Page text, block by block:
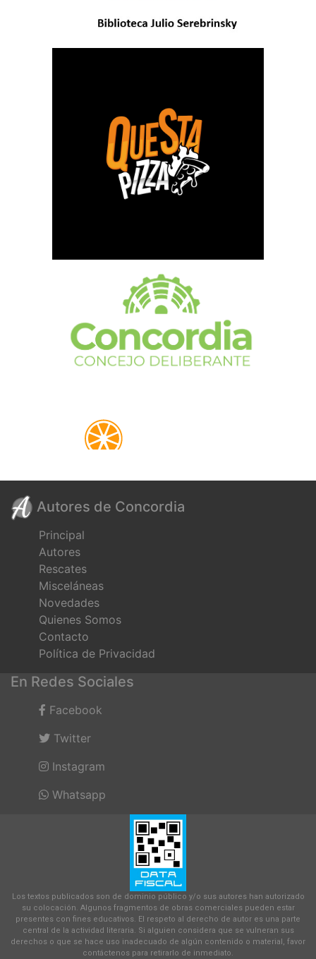
Autores de Concordia
Principal
Autores
Rescates
Misceláneas
Novedades
Quienes Somos
Contacto
Política de Privacidad
En Redes Sociales
Facebook
Twitter
Instagram
Whatsapp
Los textos publicados son de dominio público y/o sus autores han autorizado
su colocación. Algunos fragmentos de obras comerciales pueden estar
presentes con fines educativos. El respeto al derecho de autor es una parte
central de la actividad literaria. Si alguien considera que se vulneran sus
derechos o que se hace uso inadecuado de algún contenido o material, favor
contáctenos para retirarlo de inmediato.